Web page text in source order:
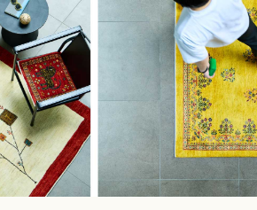
者への提供について
供いただいた個人情報は次の目
ただく場合がございます。
人情報の開示命令を受けた場